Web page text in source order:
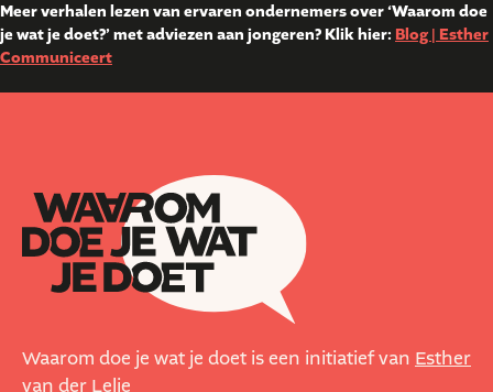
Meer verhalen lezen van ervaren ondernemers over ‘Waarom doe
je wat je doet?’ met adviezen aan jongeren? Klik hier: Blog | Esther
Communiceert
Waarom doe je wat je doet is een initiatief van Esther
van der Lelie